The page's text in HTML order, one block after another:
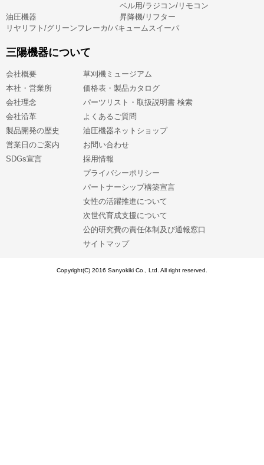
ベル用/ラジコン/リモコン
油圧機器
昇降機/リフター
リヤリフト/グリーンフレーカ/バキュームスイーパ
三陽機器について
会社概要
本社・営業所
会社理念
会社沿革
製品開発の歴史
営業日のご案内
SDGs宣言
草刈機ミュージアム
価格表・製品カタログ
パーツリスト・取扱説明書 検索
よくあるご質問
油圧機器ネットショップ
お問い合わせ
採用情報
プライバシーポリシー
パートナーシップ構築宣言
女性の活躍推進について
次世代育成支援について
公的研究費の責任体制及び通報窓口
サイトマップ
Copyright(C) 2016 Sanyokiki Co., Ltd. All right reserved.